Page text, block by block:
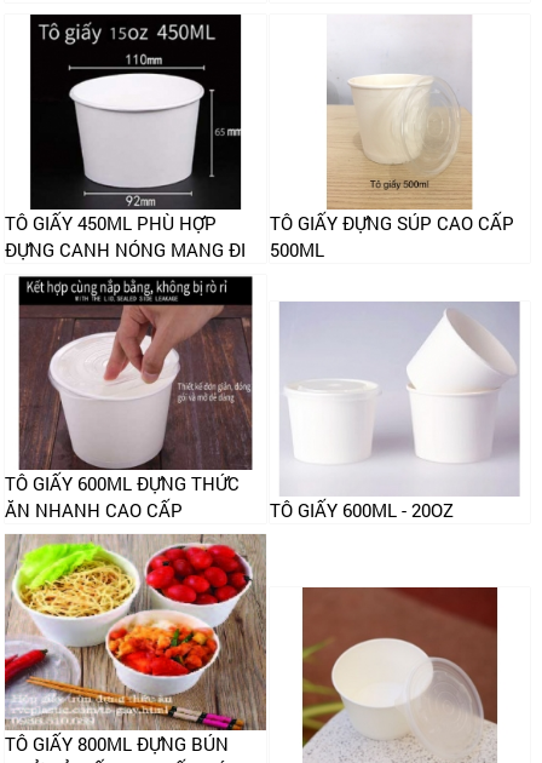
TÔ GIẤY 450ML PHÙ HỢP
ĐỰNG CANH NÓNG MANG ĐI
TÔ GIẤY ĐỰNG SÚP CAO CẤP
500ML
TÔ GIẤY 600ML ĐỰNG THỨC
ĂN NHANH CAO CẤP
TÔ GIẤY 600ML - 20OZ
TÔ GIẤY 800ML ĐỰNG BÚN